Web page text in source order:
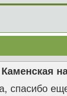
спасибо